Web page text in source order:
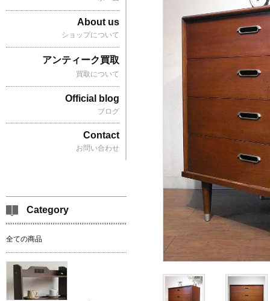
About us
ショップについて
アンティーク買取
買取について
Official blog
ブログ
Contact
お問い合わせ
Category
全ての商品